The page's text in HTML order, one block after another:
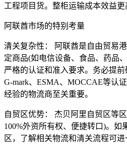
工程项目货。整柜运输成本效益更
阿联酋市场的特别考量
清关复杂性： 阿联酋是自由贸易
定商品(如电信设备、食品、药品
严格的认证和准入要求。务必提前
G-mark、ESMA、MOCCAE等认
经验的物流商至关重要。
自贸区优势： 杰贝阿里自贸区等
100%外资所有权、便捷转口)。如
区，了解相关物流和清关流程可进